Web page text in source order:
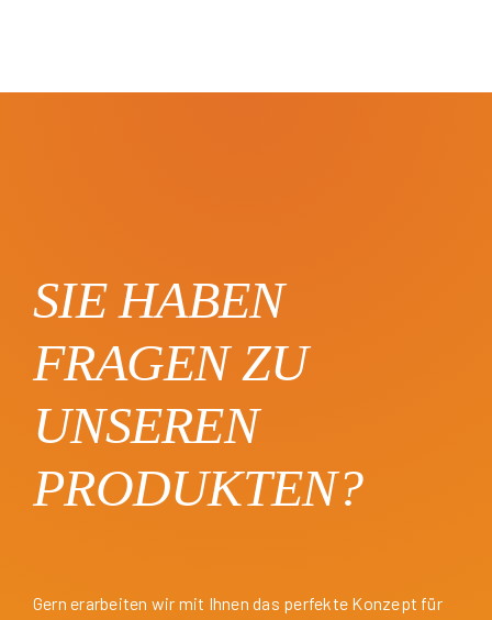
SIE HABEN
FRAGEN ZU
UNSEREN
PRODUKTEN?
Gern erarbeiten wir mit Ihnen das perfekte Konzept für